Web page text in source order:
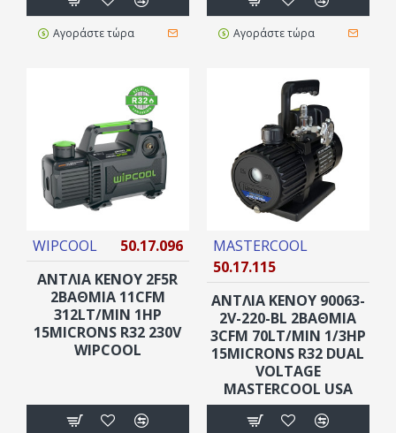
Αγοράστε τώρα Αγοράστε τώρα
WIPCOOL
50.17.096
ΑΝΤΛΙΑ ΚΕΝΟΥ 2F5R
2ΒΆΘΜΙΑ 11CFM
312LT/MIN 1HP
15MICRONS R32 230V
WIPCOOL
MASTERCOOL
50.17.115
ΑΝΤΛΙΑ ΚΕΝΟΥ 90063-
2V-220-BL 2ΒΑΘΜΙΑ
3CFM 70LT/MIN 1/3HP
15MICRONS R32 DUAL
VOLTAGE
MASTERCOOL USA